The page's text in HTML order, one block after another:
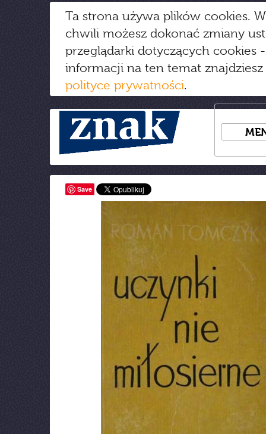
Ta strona używa plików cookies.
chwili możesz dokonać zmiany
przeglądarki dotyczących cookies
informacji na ten temat
polityce prywatności.
Save